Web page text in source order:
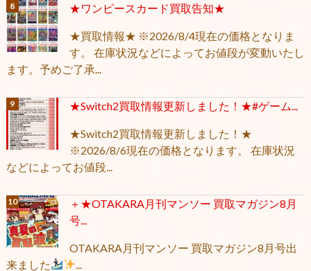
★ワンピースカード買取告知★
★買取情報★ ※2026/8/4現在の価格となりま
す。 在庫状況などによってお値段が変動いたし
ます。予めご了承...
★Switch2買取情報更新しました！★#ゲーム...
★Switch2買取情報更新しました！★
※2026/8/6現在の価格となります。 在庫状況
などによってお値段...
＋★OTAKARA月刊マンソー 買取マガジン8月
号...
OTAKARA月刊マンソー 買取マガジン8月号出
来ました